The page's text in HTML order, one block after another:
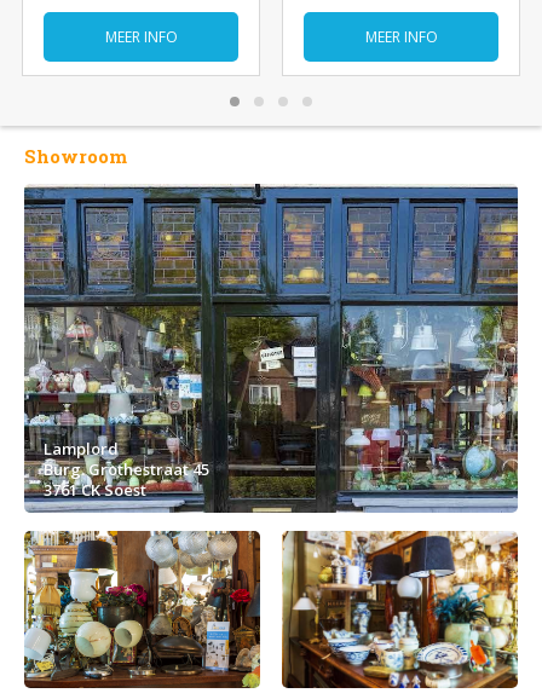
MEER INFO MEER INFO
Showroom
Lamplord
Burg. Grothestraat 45
3761 CK Soest